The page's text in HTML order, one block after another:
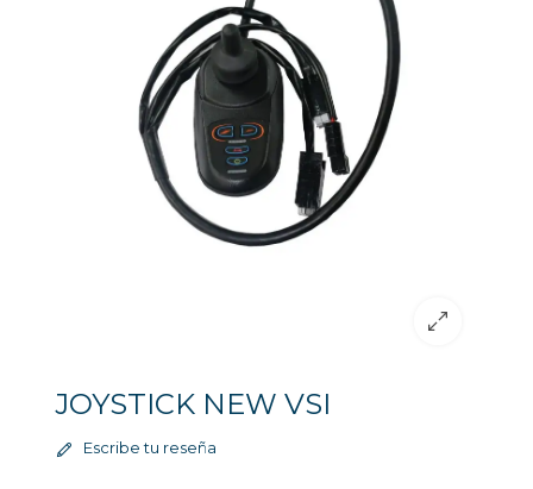
JOYSTICK NEW VSI
Escribe tu reseña